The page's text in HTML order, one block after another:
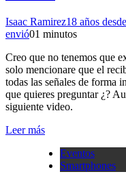
Isaac Ramirez18 años
envió01 minutos
Creo que no tenemos que
solo mencionare que el
todas las señales de forma
que quieres preguntar ¿?
siguiente video.
Leer más
Eventos
Smartphones